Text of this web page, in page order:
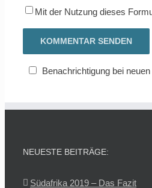
Mit der Nutzung dieses
Benachrichtigung bei
NEUESTE BEITRÄGE:
Südafrika 2019 – Das Fazit